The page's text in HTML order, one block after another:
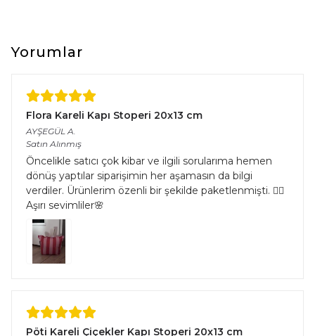
Yorumlar
Flora Kareli Kapı Stoperi 20x13 cm
AYŞEGÜL A.
Satın Alınmış
Öncelikle satıcı çok kibar ve ilgili sorularıma hemen
dönüş yaptılar siparişimin her aşamasın da bilgi
verdiler. Ürünlerim özenli bir şekilde paketlenmişti. 👌🏻
Aşırı sevimliler🌸
Pöti Kareli Çiçekler Kapı Stoperi 20x13 cm